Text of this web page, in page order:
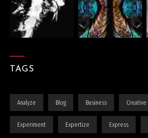
TAGS
Analyze Blog Business Creative
Experiment Expertize Express